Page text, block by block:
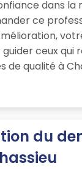
dans la
ce
ceux qui
de qualité à
du